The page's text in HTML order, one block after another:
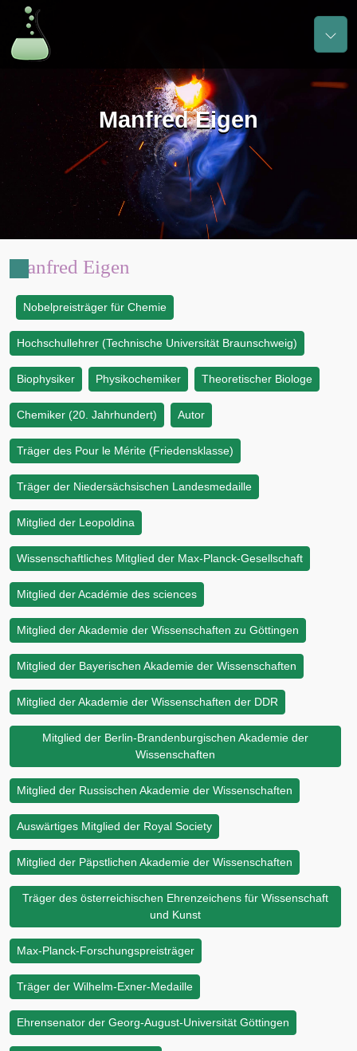
Manfred Eigen
Manfred Eigen
Nobelpreisträger für Chemie
Hochschullehrer (Technische Universität Braunschweig)
Biophysiker Physikochemiker Theoretischer Biologe
Chemiker (20. Jahrhundert) Autor
Träger des Pour le Mérite (Friedensklasse)
Träger der Niedersächsischen Landesmedaille
Mitglied der Leopoldina
Wissenschaftliches Mitglied der Max-Planck-Gesellschaft
Mitglied der Académie des sciences
Mitglied der Akademie der Wissenschaften zu Göttingen
Mitglied der Bayerischen Akademie der Wissenschaften
Mitglied der Akademie der Wissenschaften der DDR
Mitglied der Berlin-Brandenburgischen Akademie der
Wissenschaften
Mitglied der Russischen Akademie der Wissenschaften
Auswärtiges Mitglied der Royal Society
Mitglied der Päpstlichen Akademie der Wissenschaften
Träger des österreichischen Ehrenzeichens für Wissenschaft
und Kunst
Max-Planck-Forschungspreisträger
Träger der Wilhelm-Exner-Medaille
Ehrensenator der Georg-August-Universität Göttingen